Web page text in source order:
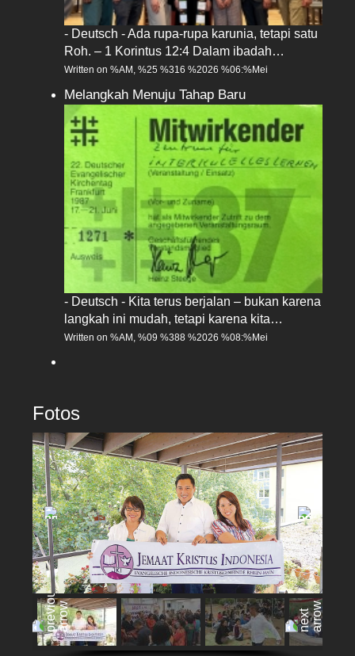
- Deutsch - Ada rupa-rupa karunia, tetapi satu
Roh. – 1 Korintus 12:4 Dalam ibadah…
Written on %AM, %25 %316 %2026 %06:%Mei
Melangkah Menuju Tahap Baru
- Deutsch - Kita terus berjalan – bukan karena
langkah ini mudah, tetapi karena kita…
Written on %AM, %09 %388 %2026 %08:%Mei
Fotos